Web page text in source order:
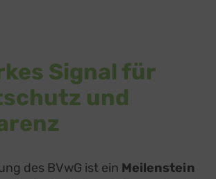
Signal für
und
des BVwG ist ein Meilenstein